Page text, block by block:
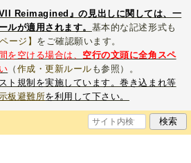
VII Reimagined』の見出しに関しては、一
ルが適用されます。 基本的な記述形式も
ージ】 をご確認願います。
を空ける場合は、 空行の文頭に全角スペ
（ 作成・更新ルール も参照）。
ト規制を実施しています。巻き込まれ等
板避難所を利用して下さい。